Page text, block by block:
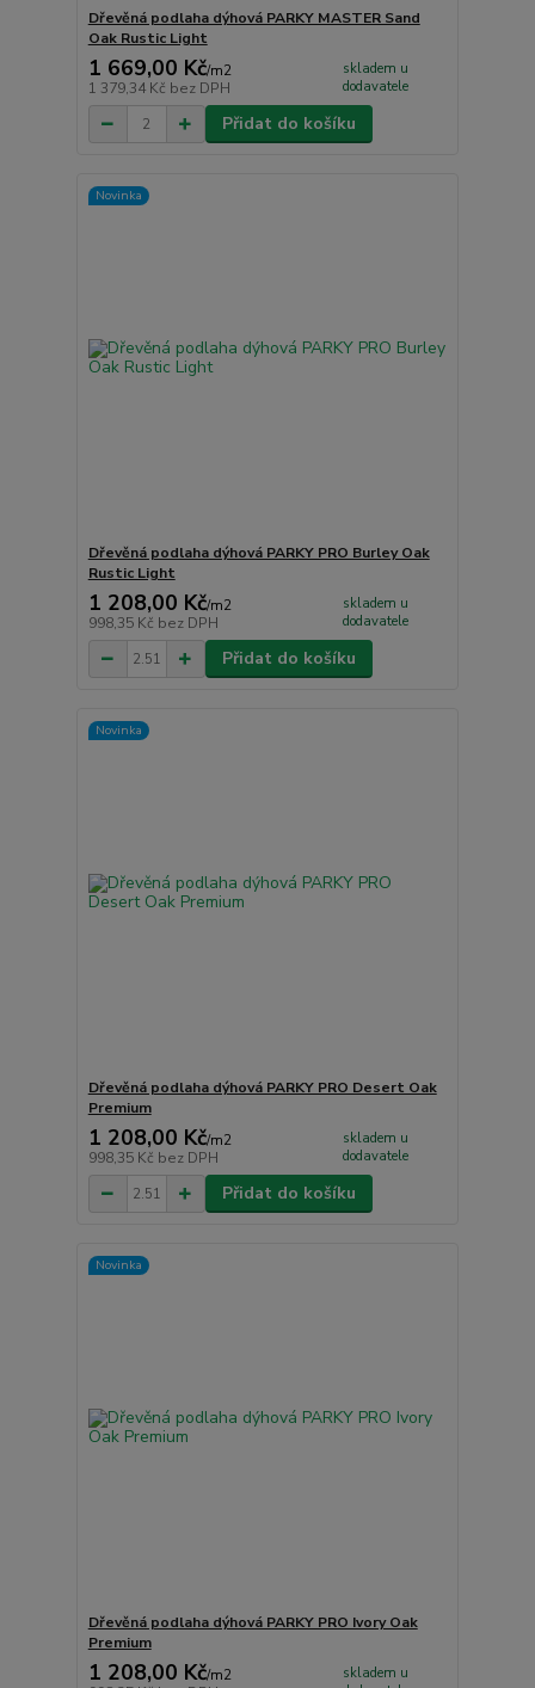
Dřevěná podlaha dýhová PARKY MASTER Sand
Oak Rustic Light
1 669,00 Kč/m2
1 379,34 Kč bez DPH
skladem u
dodavatele
Přidat do košíku
Novinka
Dřevěná podlaha dýhová PARKY PRO Burley Oak
Rustic Light
1 208,00 Kč/m2
998,35 Kč bez DPH
skladem u
dodavatele
Přidat do košíku
Novinka
Dřevěná podlaha dýhová PARKY PRO Desert Oak
Premium
1 208,00 Kč/m2
998,35 Kč bez DPH
skladem u
dodavatele
Přidat do košíku
Novinka
Dřevěná podlaha dýhová PARKY PRO Ivory Oak
Premium
1 208,00 Kč/m2
skladem u